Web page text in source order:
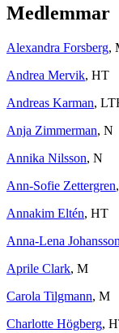
Medlemmar
Alexandra Forsberg,
Andrea Mervik, HT
Andreas Karman,
Anja Zimmerman, N
Annika Nilsson, N
Ann-Sofie Zettergren
Annakim Eltén, HT
Anna-Lena Johansson
Aprile Clark, M
Carola Tilgmann, M
Charlotte Högberg,